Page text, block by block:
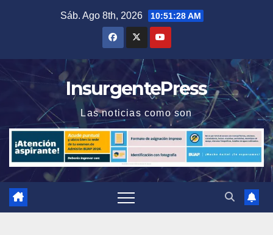
Sáb. Ago 8th, 2026 10:51:29 AM
InsurgentePress
Las noticias como son